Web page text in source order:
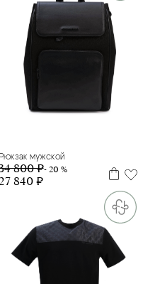
Рюкзак мужской
800 ₽- 20 %
840 ₽